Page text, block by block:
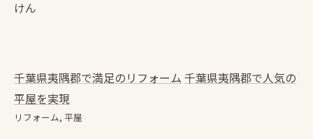
けん
千葉県夷隅郡で満足のリフォーム 千葉県夷隅郡で人気の
平屋を実現
リフォーム 平屋